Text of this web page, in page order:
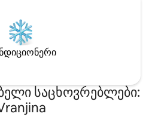
საცხოვრებლები: